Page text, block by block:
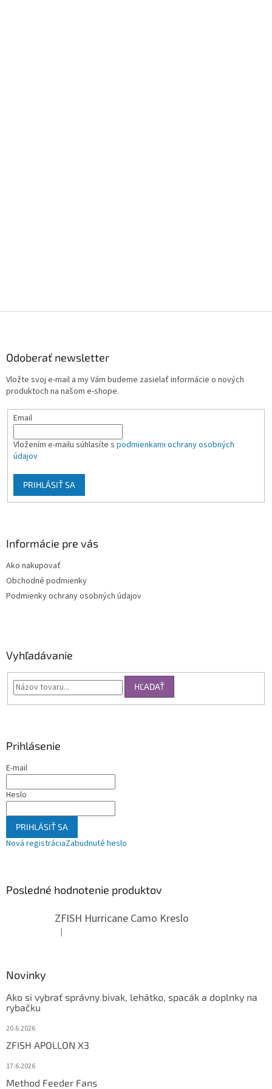
Odoberať newsletter
Vložte svoj e-mail a my Vám budeme zasielať informácie o nových
produktoch na našom e-shope.
Email
Vložením e-mailu súhlasíte s podmienkami ochrany osobných
údajov
PRIHLÁSIŤ SA
Informácie pre vás
Ako nakupovať
Obchodné podmienky
Podmienky ochrany osobných údajov
Vyhľadávanie
HĽADAŤ
Prihlásenie
E-mail
Heslo
PRIHLÁSIŤ SA
Nová registráciaZabudnuté heslo
Posledné hodnotenie produktov
ZFISH Hurricane Camo Kreslo
Hodnotenie produktu je 5 z 5 hviezdičiek.
|
Novinky
Ako si vybrať správny bivak, lehátko, spacák a doplnky na
rybačku
20.6.2026
ZFISH APOLLON X3
17.6.2026
Method Feeder Fans